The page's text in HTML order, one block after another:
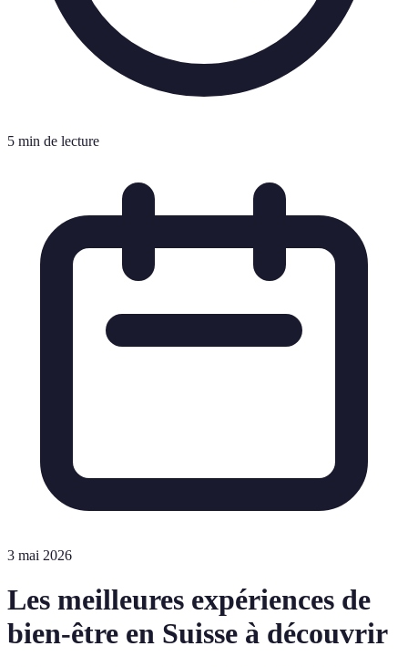
5 min de lecture
3 mai 2026
Les meilleures expériences de
bien-être en Suisse à découvrir